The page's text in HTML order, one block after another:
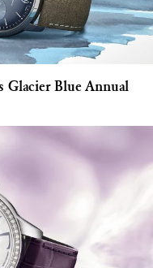
Glacier Blue Annual